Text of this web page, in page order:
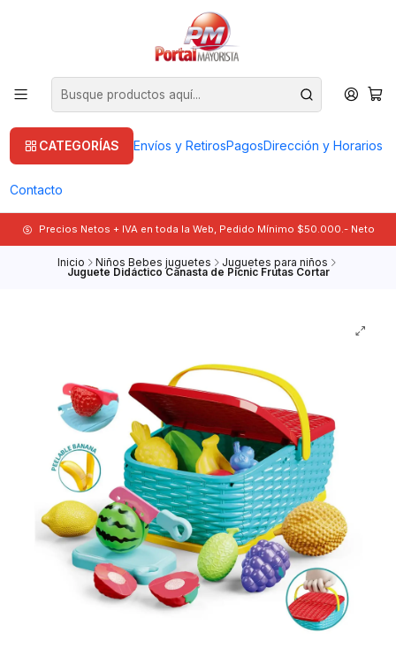
CATEGORÍAS Envíos y RetirosPagosDirección y Horarios
Contacto
Precios Netos + IVA en toda la Web, Pedido Mínimo $50.000.- Neto
Inicio Niños Bebes juguetes Juguetes para niños
Juguete Didáctico Canasta de Picnic Frutas Cortar